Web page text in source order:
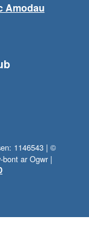
Amodau
1146543 | ©
ar Ogwr |